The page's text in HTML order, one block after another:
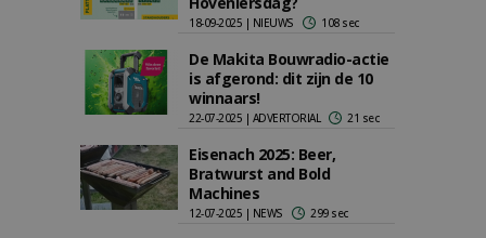
18-09-2025 | NIEUWS 108 sec
De Makita Bouwradio-actie
is afgerond: dit zijn de 10
winnaars!
22-07-2025 | ADVERTORIAL 21 sec
Eisenach 2025: Beer,
Bratwurst and Bold
Machines
12-07-2025 | NEWS 299 sec